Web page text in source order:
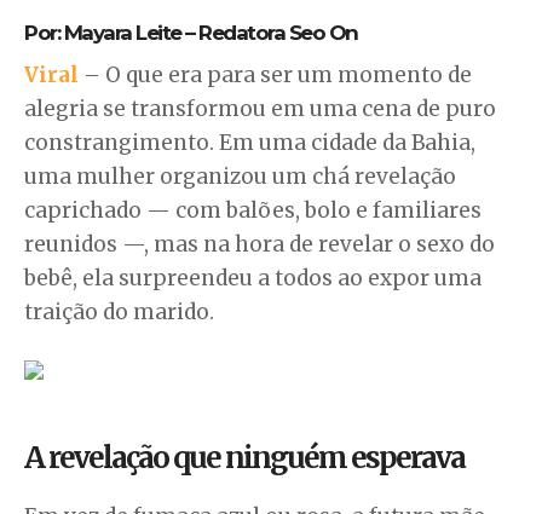
Por: Mayara Leite – Redatora Seo On
Viral – O que era para ser um momento de
alegria se transformou em uma cena de puro
constrangimento. Em uma cidade da Bahia,
uma mulher organizou um chá revelação
caprichado — com balões, bolo e familiares
reunidos —, mas na hora de revelar o sexo do
bebê, ela surpreendeu a todos ao expor uma
traição do marido.
A revelação que ninguém esperava